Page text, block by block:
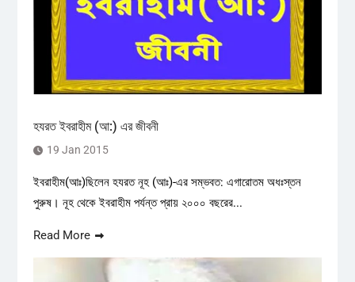
হযরত ইবরাহীম (আ:) এর জীবনী
19 Jan 2015
ইবরাহীম(আঃ)ছিলেন হযরত নূহ (আঃ)-এর সম্ভবত: এগারোতম অধঃস্তন
পুরুষ। নূহ থেকে ইবরাহীম পর্যন্ত প্রায় ২০০০ বছরের...
Read More